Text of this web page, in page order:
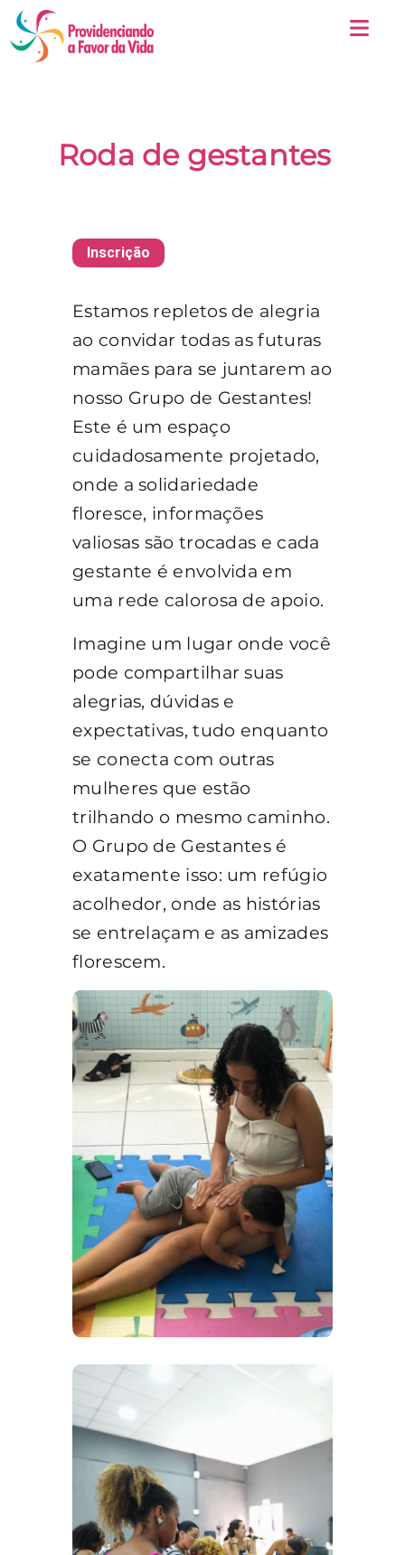
Roda de gestantes
Inscrição
Estamos repletos de alegria
ao convidar todas as futuras
mamães para se juntarem ao
nosso Grupo de Gestantes!
Este é um espaço
cuidadosamente projetado,
onde a solidariedade
floresce, informações
valiosas são trocadas e cada
gestante é envolvida em
uma rede calorosa de apoio.
Imagine um lugar onde você
pode compartilhar suas
alegrias, dúvidas e
expectativas, tudo enquanto
se conecta com outras
mulheres que estão
trilhando o mesmo caminho.
O Grupo de Gestantes é
exatamente isso: um refúgio
acolhedor, onde as histórias
se entrelaçam e as amizades
florescem.